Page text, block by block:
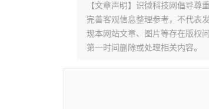
【文章声明】识微科技网倡导
完善客观信息整理参考，不代表
现本网站文章、图片等存在版权
第一时间删除或处理相关内容。